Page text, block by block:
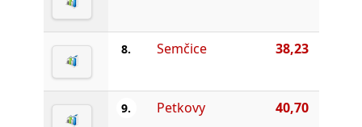
8. Semčice 38,23
9. Petkovy 40,70